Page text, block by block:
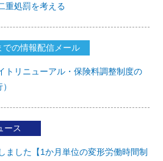
重処罰を考える
での情報配信メール
トリニューアル・保険料調整制度の
ース
ました【1か月単位の変形労働時間制